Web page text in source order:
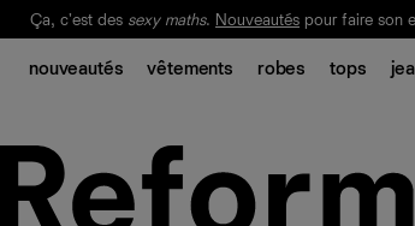
Notre Bilan Responsable 2025 est ici. Lisez-le
Ça, c'est des sexy maths. Nouveautés pour faire son
nouveautés vêtements robes tops